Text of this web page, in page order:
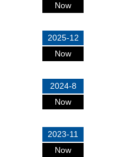
Now
2025-12
Now
2024-8
Now
2023-11
Now